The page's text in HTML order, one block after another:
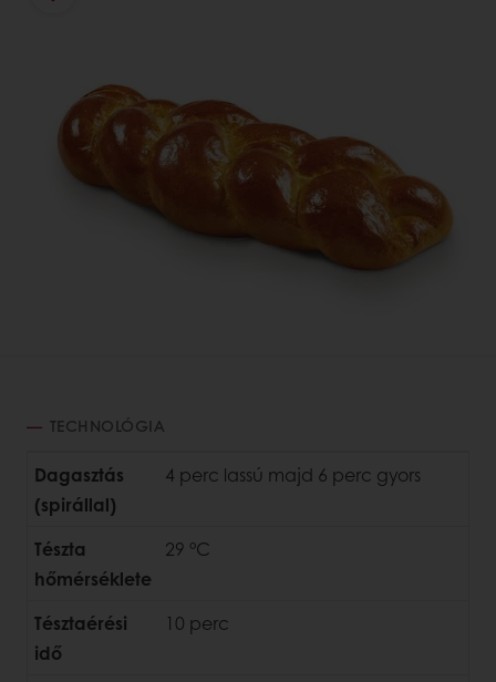
TECHNOLÓGIA
Dagasztás
(spirállal)
4 perc lassú majd 6 perc gyors
Tészta
hőmérséklete
29 °C
Tésztaérési
idő
10 perc